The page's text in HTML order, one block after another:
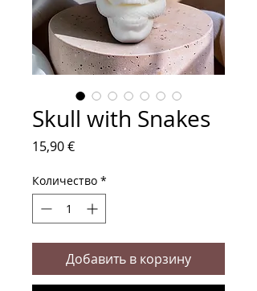
Skull with Snakes
15,90 €Цена
Количество *
Добавить в корзину